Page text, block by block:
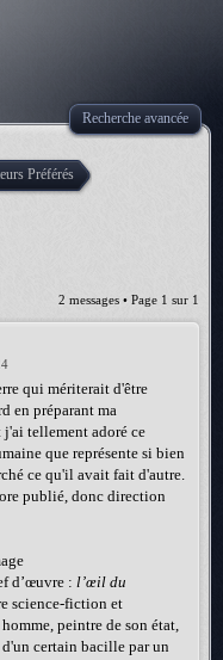
Recherche avancée
Préférés
2 messages • Page 1 sur 1
qui mériterait d'être
en préparant ma
tellement adoré ce
que représente si bien
ce qu'il avait fait d'autre.
publié, donc direction
d’œuvre : l’œil du
science-fiction et
peintre de son état,
certain bacille par un